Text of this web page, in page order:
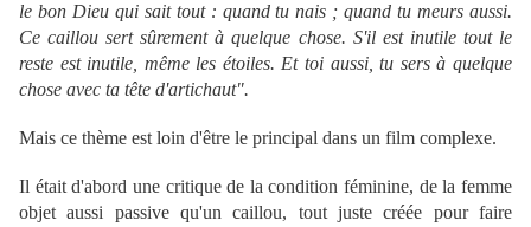
le bon Dieu qui sait tout : quand tu nais ; quand tu meurs aussi.
Ce caillou sert sûrement à quelque chose. S'il est inutile tout le
reste est inutile, même les étoiles. Et toi aussi, tu sers à quelque
chose avec ta tête d'artichaut".
Mais ce thème est loin d'être le principal dans un film complexe.
Il était d'abord une critique de la condition féminine, de la femme
objet aussi passive qu'un caillou, tout juste créée pour faire